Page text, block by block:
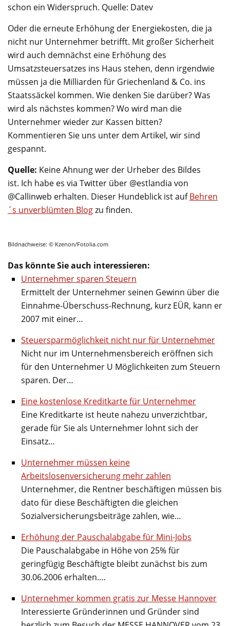
schon ein Widerspruch. Quelle: Datev
Oder die erneute Erhöhung der Energiekosten, die ja
nicht nur Unternehmer betrifft. Mit großer Sicherheit
wird auch demnächst eine Erhöhung des
Umsatzsteuersatzes ins Haus stehen, denn irgendwie
müssen ja die Milliarden für Griechenland & Co. ins
Staatssäckel kommen. Wie denken Sie darüber? Was
wird als nächstes kommen? Wo wird man die
Unternehmer wieder zur Kassen bitten?
Kommentieren Sie uns unter dem Artikel, wir sind
gespannt.
Quelle: Keine Ahnung wer der Urheber des Bildes
ist. Ich habe es via Twitter über @estlandia von
@Callinweb erhalten. Dieser Hundeblick ist aufBehren
´s unverblümten Blogzu finden.
Bildnachweise: © Kzenon/Fotolia.com
Das könnte Sie auch interessieren:
Unternehmer sparen Steuern
Ermittelt der Unternehmer seinen Gewinn über die
Einnahme-Überschuss-Rechnung, kurz EÜR, kann er
2007 mit einer…
Steuersparmöglichkeit nicht nur für Unternehmer
Nicht nur im Unternehmensbereich eröffnen sich
für den Unternehmer U Möglichkeiten zum Steuern
sparen. Der…
Eine kostenlose Kreditkarte für Unternehmer
Eine Kreditkarte ist heute nahezu unverzichtbar,
gerade für Sie als Unternehmer lohnt sich der
Einsatz…
Unternehmer müssen keine
Arbeitslosenversicherung mehr zahlen
Unternehmer, die Rentner beschäftigen müssen bis
dato für diese Beschäftigten die gleichen
Sozialversicherungsbeiträge zahlen, wie…
Erhöhung der Pauschalabgabe für Mini-Jobs
Die Pauschalabgabe in Höhe von 25% für
geringfügig Beschäftigte bleibt zunächst bis zum
30.06.2006 erhalten.…
Unternehmer kommen gratis zur Messe Hannover
Interessierte Gründerinnen und Gründer sind